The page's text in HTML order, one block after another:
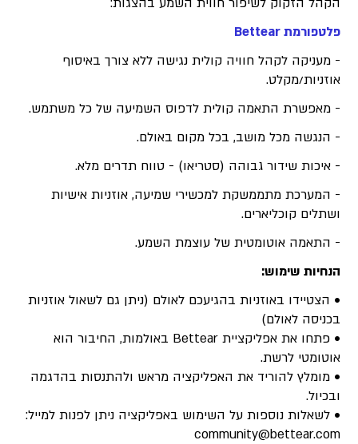
פלטפורמת Bettear
- מעניקה לקהל חוויה קולית נגישה ללא צורך באיסוף
אוזניות/מקלט.
- מאפשרת התאמה קולית לדפוס השמיעה של כל משתמש.
- הנגשה מכל מושב, בכל מקום באולם.
- איכות שידור גבוהה (סטריאו) - טווח תדרים מלא.
- המערכת מתממשקת למכשירי שמיעה, אוזניות אישיות
ושתלים קוכליארים.
- התאמה אוטומטית של עוצמת השמע.
הנחיות שימוש:
• הצטיידו באוזניות בהגיעכם לאולם (ניתן גם לשאול אוזניות
בכניסה לאולם)
• פתחו את אפליקציית Bettear באולמות, החיבור הוא
אוטומטי לרשת.
• מומלץ להוריד את האפליקציה מראש ולהתנסות בהדגמה
ובכיול.
• לשאלות נוספות על השימוש באפליקציה ניתן לפנות למייל:
community@bettear.com